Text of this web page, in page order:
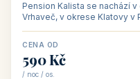
Pension Kalista se nachází
Vrhaveč, v okrese Klatovy v
CENA OD
590 Kč
/ noc / os.